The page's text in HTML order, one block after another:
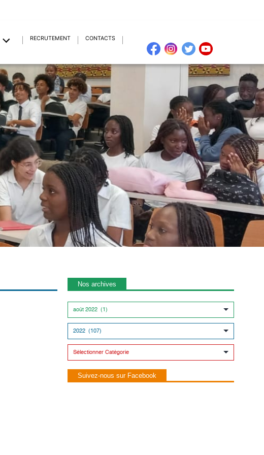
RECRUTEMENT CONTACTS
Nos archives
Suivez-nous sur Facebook